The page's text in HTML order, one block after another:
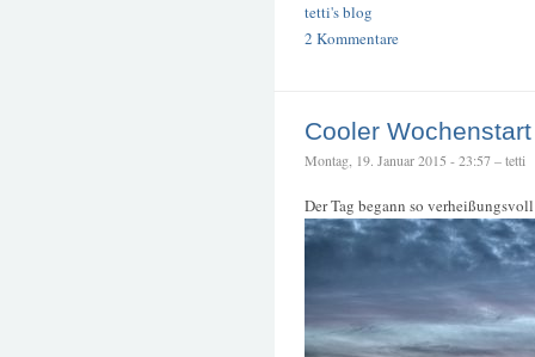
tetti's blog
2 Kommentare
Cooler Wochenstart
Montag, 19. Januar 2015 - 23:57 – tetti
Der Tag begann so